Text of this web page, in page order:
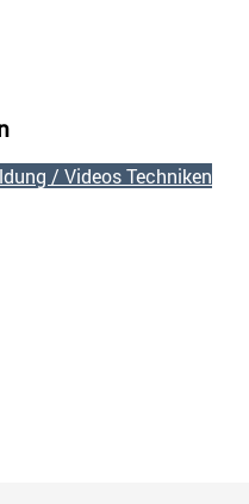
/ Videos Techniken